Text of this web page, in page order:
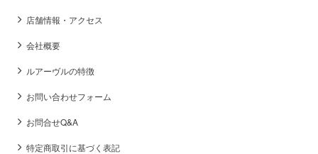
店舗情報・アクセス
会社概要
ルアーヴルの特徴
お問い合わせフォーム
お問合せQ&A
特定商取引に基づく表記